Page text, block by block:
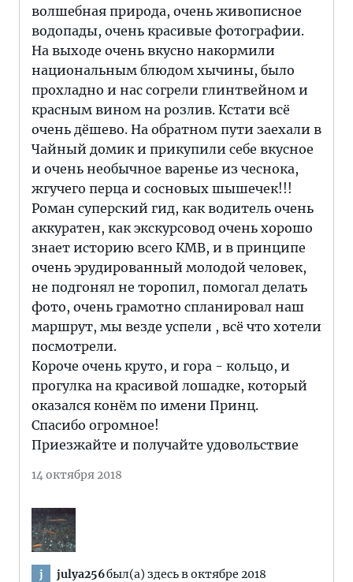
волшебная природа, очень живописное
водопады, очень красивые фотографии.
На выходе очень вкусно накормили
национальным блюдом хычины, было
прохладно и нас согрели глинтвейном и
красным вином на розлив. Кстати всё
очень дёшево. На обратном пути заехали в
Чайный домик и прикупили себе вкусное
и очень необычное варенье из чеснока,
жгучего перца и сосновых шышечек!!!
Роман суперский гид, как водитель очень
аккуратен, как экскурсовод очень хорошо
знает историю всего КМВ, и в принципе
очень эрудированный молодой человек,
не подгонял не торопил, помогал делать
фото, очень грамотно спланировал наш
маршрут, мы везде успели , всё что хотели
посмотрели.
Короче очень круто, и гора - кольцо, и
прогулка на красивой лошадке, который
оказался конём по имени Принц.
Спасибо огромное!
Приезжайте и получайте удовольствие
14 октября 2018
j julya256был(а) здесь в октябре 2018